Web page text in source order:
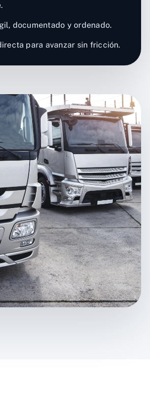
documentado y ordenado.
para avanzar sin fricción.